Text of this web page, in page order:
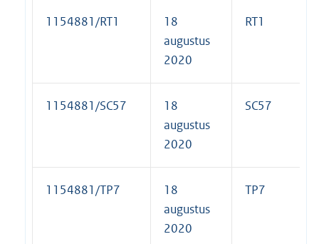
1154881/RT1
18
augustus
2020
RT1
1154881/SC57
18
augustus
2020
SC57
1154881/TP7
18
augustus
2020
TP7